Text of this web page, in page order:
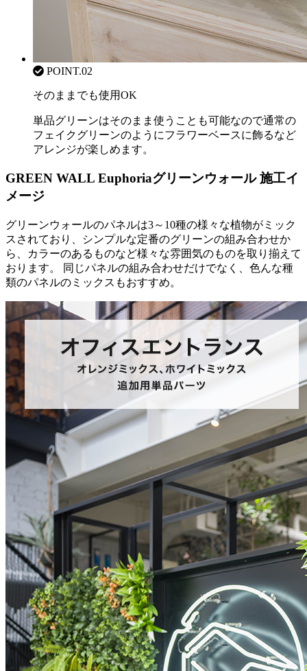
POINT.02
そのままでも使用OK
単品グリーンはそのまま使うことも可能なので通常の
フェイクグリーンのようにフラワーベースに飾るなど
アレンジが楽しめます。
GREEN WALL Euphoriaグリーンウォール 施工イ
メージ
グリーンウォールのパネルは3～10種の様々な植物がミック
スされており、シンプルな定番のグリーンの組み合わせか
ら、カラーのあるものなど様々な雰囲気のものを取り揃えて
おります。 同じパネルの組み合わせだけでなく、色んな種
類のパネルのミックスもおすすめ。